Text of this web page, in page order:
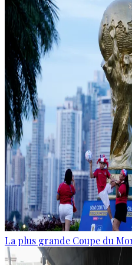
La plus grande Coupe du